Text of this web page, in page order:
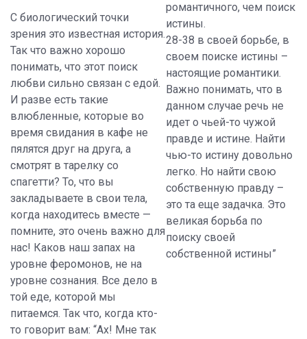
С биологический точки
зрения это известная история.
Так что важно хорошо
понимать, что этот поиск
любви сильно связан с едой.
И разве есть такие
влюбленные, которые во
время свидания в кафе не
пялятся друг на друга, а
смотрят в тарелку со
спагетти? То, что вы
закладываете в свои тела,
когда находитесь вместе —
помните, это очень важно для
нас! Каков наш запах на
уровне феромонов, не на
уровне сознания. Все дело в
той еде, которой мы
питаемся. Так что, когда кто-
то говорит вам: “Ах! Мне так
романтичного, чем поиск
истины.
28-38 в своей борьбе, в
своем поиске истины –
настоящие романтики.
Важно понимать, что в
данном случае речь не
идет о чьей-то чужой
правде и истине. Найти
чью-то истину довольно
легко. Но найти свою
собственную правду –
это та еще задачка. Это
великая борьба по
поиску своей
собственной истины”